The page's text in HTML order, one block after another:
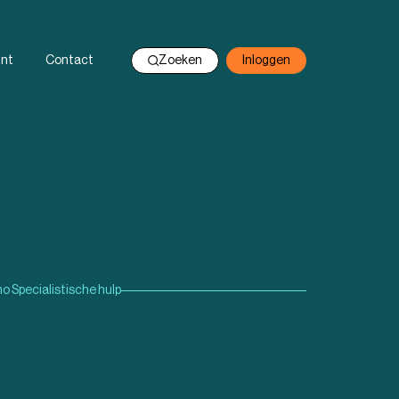
Contact Zoeken Inloggen
Specialistische hulp